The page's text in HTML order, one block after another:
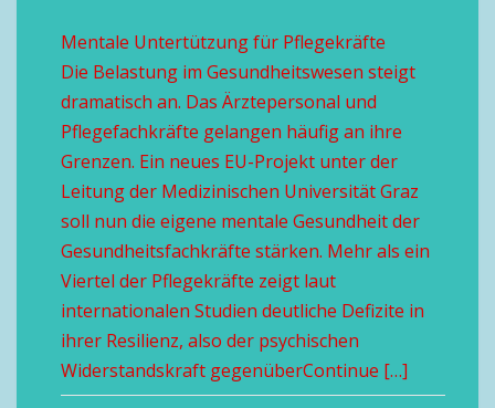
Mentale Untertützung für Pflegekräfte
Die Belastung im Gesundheitswesen steigt
dramatisch an. Das Ärztepersonal und
Pflegefachkräfte gelangen häufig an ihre
Grenzen. Ein neues EU-Projekt unter der
Leitung der Medizinischen Universität Graz
soll nun die eigene mentale Gesundheit der
Gesundheitsfachkräfte stärken. Mehr als ein
Viertel der Pflegekräfte zeigt laut
internationalen Studien deutliche Defizite in
ihrer Resilienz, also der psychischen
Widerstandskraft gegenüberContinue […]